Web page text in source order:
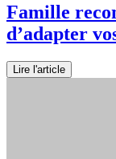
Famille
d’adapter
Lire l'article